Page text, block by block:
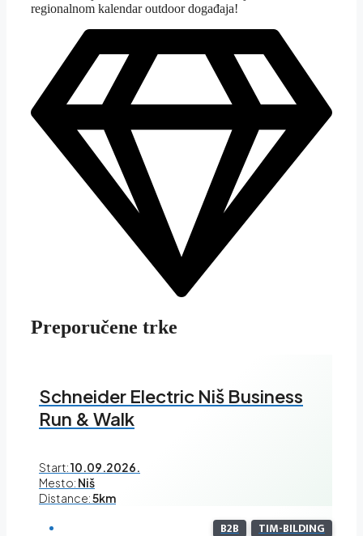
regionalnom kalendar outdoor događaja!
Preporučene trke
Schneider Electric Niš Business
Run & Walk
Start:10.09.2026.
Mesto: Niš
Distance:5km
B2B TIM-BILDING